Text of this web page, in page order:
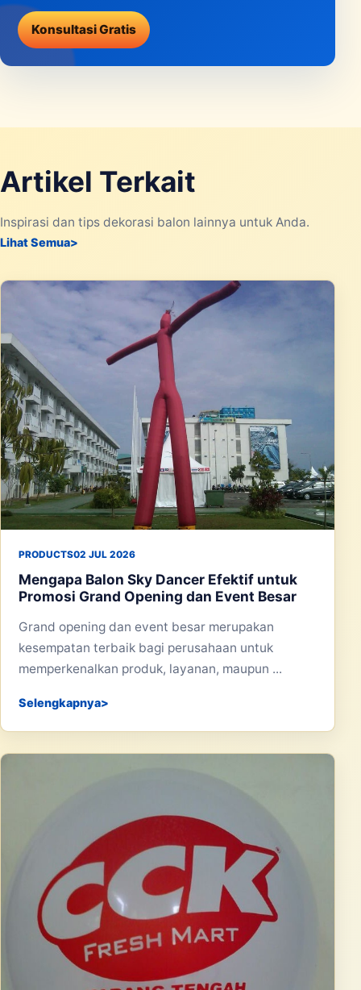
Konsultasi Gratis
Artikel Terkait
Inspirasi dan tips dekorasi balon lainnya untuk Anda.
Lihat Semua
PRODUCTS02 JUL 2026
Mengapa Balon Sky Dancer Efektif untuk
Promosi Grand Opening dan Event Besar
Grand opening dan event besar merupakan
kesempatan terbaik bagi perusahaan untuk
memperkenalkan produk, layanan, maupun ...
Selengkapnya